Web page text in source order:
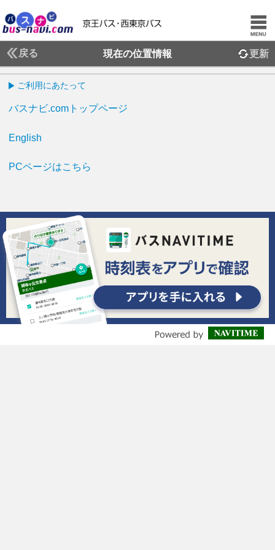
戻る 現在の位置情報 更新
ご利用にあたって
バスナビ.comトップページ
English
PCページはこちら